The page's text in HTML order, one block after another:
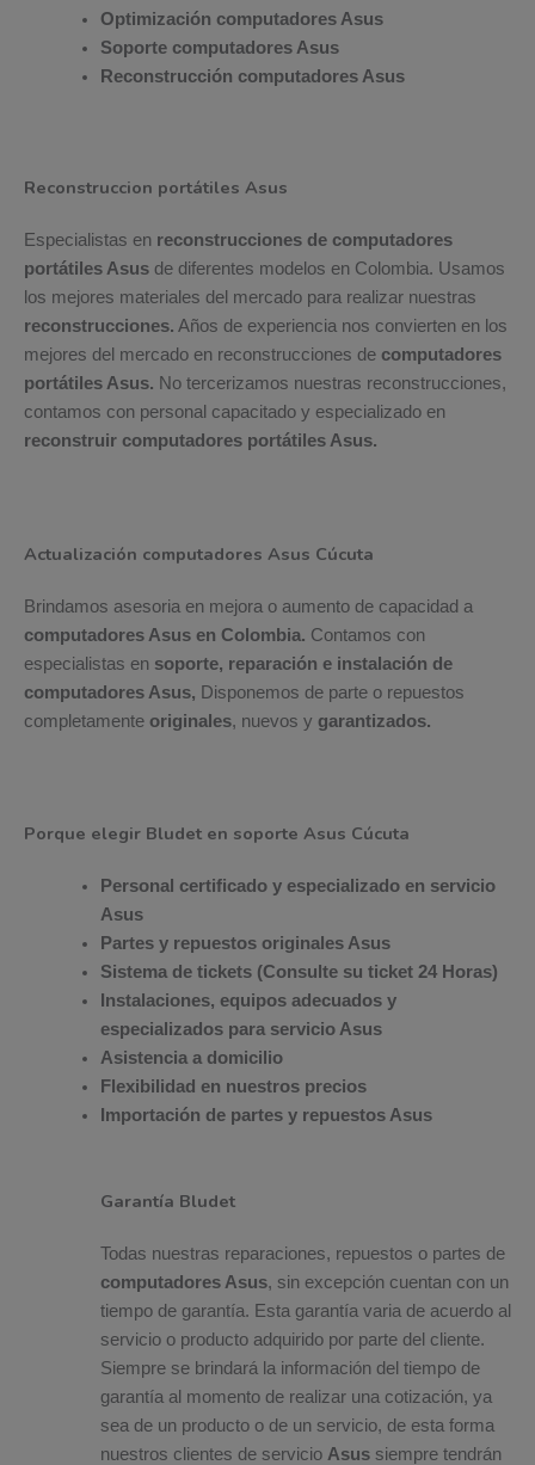
Optimización computadores Asus
Soporte computadores Asus
Reconstrucción computadores Asus
Reconstruccion portátiles Asus
Especialistas en reconstrucciones de computadores
portátiles Asus de diferentes modelos en Colombia. Usamos
los mejores materiales del mercado para realizar nuestras
reconstrucciones. Años de experiencia nos convierten en los
mejores del mercado en reconstrucciones de computadores
portátiles Asus. No tercerizamos nuestras reconstrucciones,
contamos con personal capacitado y especializado en
reconstruir computadores portátiles Asus.
Actualización computadores Asus Cúcuta
Brindamos asesoria en mejora o aumento de capacidad a
computadores Asus en Colombia. Contamos con
especialistas en soporte, reparación e instalación de
computadores Asus, Disponemos de parte o repuestos
completamente originales, nuevos y garantizados.
Porque elegir Bludet en soporte Asus Cúcuta
Personal certificado y especializado en servicio
Asus
Partes y repuestos originales Asus
Sistema de tickets (Consulte su ticket 24 Horas)
Instalaciones, equipos adecuados y
especializados para servicio Asus
Asistencia a domicilio
Flexibilidad en nuestros precios
Importación de partes y repuestos Asus
Garantía Bludet
Todas nuestras reparaciones, repuestos o partes de
computadores Asus, sin excepción cuentan con un
tiempo de garantía. Esta garantía varia de acuerdo al
servicio o producto adquirido por parte del cliente.
Siempre se brindará la información del tiempo de
garantía al momento de realizar una cotización, ya
sea de un producto o de un servicio, de esta forma
nuestros clientes de servicio Asussiempre tendrán